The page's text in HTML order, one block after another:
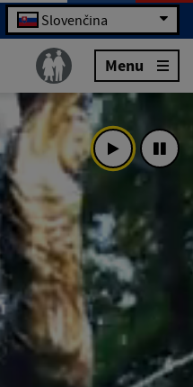
Slovenčina
Menu